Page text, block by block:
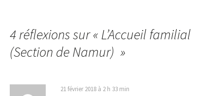
4 réflexions sur « L’Accueil familial
(Section de Namur) »
21 février 2018 à 2 h 33 min